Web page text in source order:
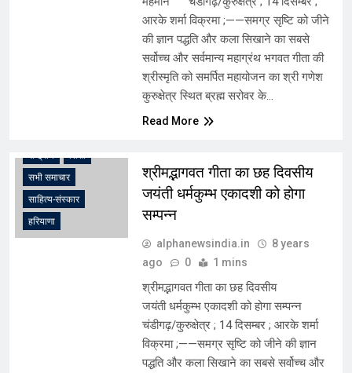
आरके शर्मा विक्रमा ;——समग्र सृष्टि को जीने
की ज्ञान पद्धति और कला सिखाने का सबसे
सर्वोच्च और सर्वमान्य महाग्रंथ भगवत गीता की
श्रीस्मृति को समर्पित महायोजन का श्री गणेश
कुरुक्षेत्र स्थित ब्रह्म सरोवर के…
Read More
राष्ट्रीय
शिक्षा
सभी समाचार
साहित्य-संस्कार
हरियाणा
श्रीमद्भागवत गीता का छह दिवसीय
जयंती धर्मकुम्भ एकादशी को होगा
सम्पन्न
alphanewsindia.in
8 years
ago
0 1 mins
श्रीमद्भागवत गीता का छह दिवसीय
जयंती धर्मकुम्भ एकादशी को होगा सम्पन्न
चंडीगढ़/कुरुक्षेत्र ; 14 दिसम्बर ; आरके शर्मा
विक्रमा ;——समग्र सृष्टि को जीने की ज्ञान
पद्धति और कला सिखाने का सबसे सर्वोच्च और